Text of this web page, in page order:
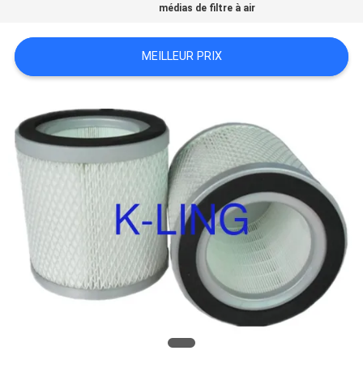
CONTACTER
LES
AFFAIRES
PLAN
SITE
médias de filtre à air
MEILLEUR PRIX